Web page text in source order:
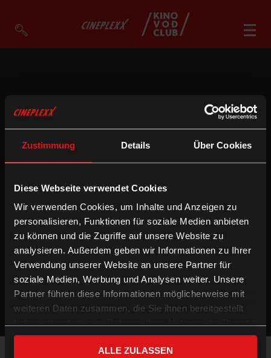
Zustimmung Details Über Cookies
Diese Webseite verwendet Cookies
Wir verwenden Cookies, um Inhalte und Anzeigen zu
personalisieren, Funktionen für soziale Medien anbieten
zu können und die Zugriffe auf unsere Website zu
analysieren. Außerdem geben wir Informationen zu Ihrer
Verwendung unserer Website an unsere Partner für
soziale Medien, Werbung und Analysen weiter. Unsere
Partner führen diese Informationen möglicherweise mit
weiteren Daten zusammen, die Sie ihnen bereitgestellt
gesammelt haben.
ALLE ZULASSEN
So geht’s
Filmpakete
Gutscheine
Account
Warenkorb
Suche